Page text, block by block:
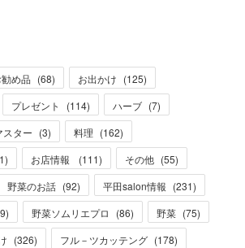
め品 (68) お出かけ (125)
プレゼント (114) ハーブ (7)
スター (3) 料理 (162)
) お店情報 (111) その他 (55)
野菜のお話 (92) 平田salon情報 (231)
) 野菜ソムリエプロ (86) 野菜 (75)
(326) フル－ツカッテング (178)